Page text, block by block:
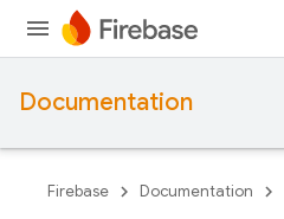
Documentation
Firebase Documentation